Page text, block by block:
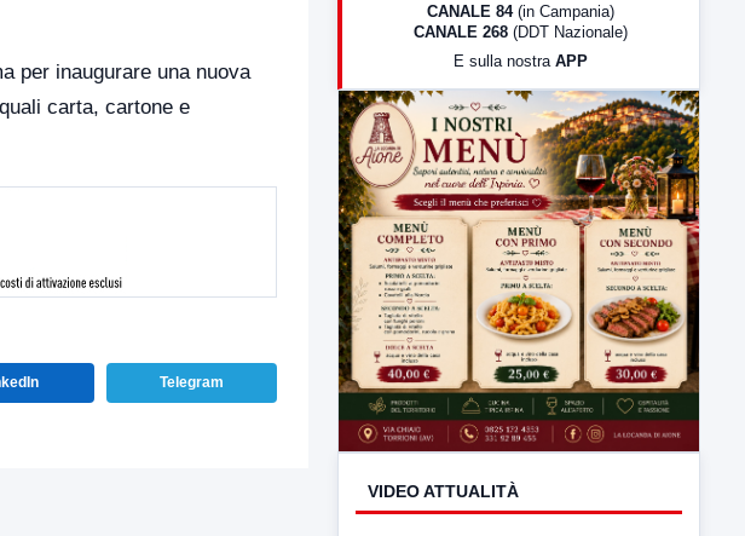
per inaugurare una nuova
carta, cartone e
Telegram
LabNews (Diretta)
23:00 LabNews (replica)
CANALE 84 (in Campania)
CANALE 268 (DDT Nazionale)
E sulla nostra APP